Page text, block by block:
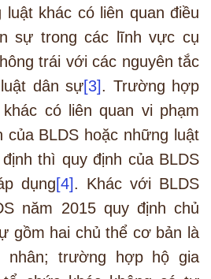
luật khác có liên quan điều
sự trong các lĩnh vực cụ
trái với các nguyên tắc
dân sự[3]. Trường hợp
có liên quan vi phạm
của BLDS hoặc những luật
thì quy định của BLDS
dụng[4]. Khác với BLDS
năm 2015 quy định chủ
gồm hai chủ thể cơ bản là
nhân; trường hợp hộ gia